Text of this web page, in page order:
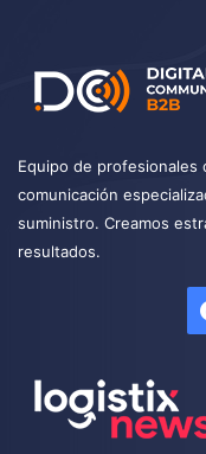
Equipo de profesionales
comunicación
suministro. Creamos
resultados.